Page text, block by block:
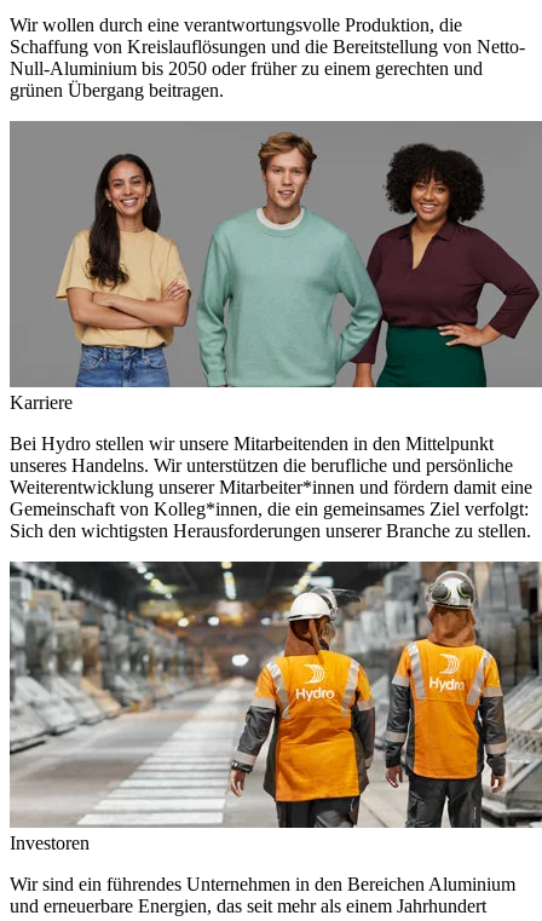
Wir wollen durch eine verantwortungsvolle Produktion, die
Schaffung von Kreislauflösungen und die Bereitstellung von Netto-
Null-Aluminium bis 2050 oder früher zu einem gerechten und
grünen Übergang beitragen.
Karriere
Bei Hydro stellen wir unsere Mitarbeitenden in den Mittelpunkt
unseres Handelns. Wir unterstützen die berufliche und persönliche
Weiterentwicklung unserer Mitarbeiter*innen und fördern damit eine
Gemeinschaft von Kolleg*innen, die ein gemeinsames Ziel verfolgt:
Sich den wichtigsten Herausforderungen unserer Branche zu stellen.
Investoren
Wir sind ein führendes Unternehmen in den Bereichen Aluminium
und erneuerbare Energien, das seit mehr als einem Jahrhundert